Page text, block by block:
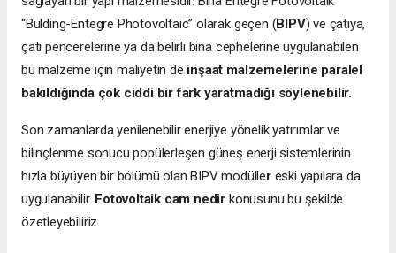
“Bulding-Entegre Photovoltaic” olarak geçen (BIPV) ve çatıya,
çatı pencerelerine ya da belirli bina cephelerine uygulanabilen
bu malzeme için maliyetin de inşaat malzemelerine paralel
bakıldığında çok ciddi bir fark yaratmadığı söylenebilir.
Son zamanlarda yenilenebilir enerjiye yönelik yatırımlar ve
bilinçlenme sonucu popülerleşen güneş enerji sistemlerinin
hızla büyüyen bir bölümü olan BIPV modüller eski yapılara da
uygulanabilir. Fotovoltaik cam nedir konusunu bu şekilde
özetleyebiliriz.